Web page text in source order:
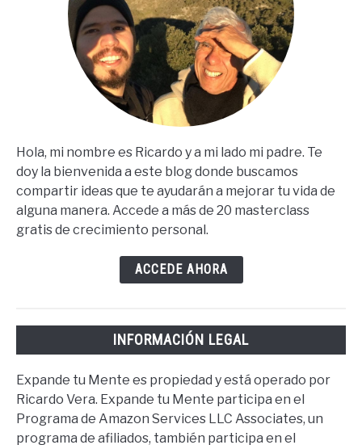
Hola, mi nombre es Ricardo y a mi lado mi padre. Te
doy la bienvenida a este blog donde buscamos
compartir ideas que te ayudarán a mejorar tu vida de
alguna manera. Accede a más de 20 masterclass
gratis de crecimiento personal.
ACCEDE AHORA
INFORMACIÓN LEGAL
Expande tu Mente es propiedad y está operado por
Ricardo Vera. Expande tu Mente participa en el
Programa de Amazon Services LLC Associates, un
programa de afiliados, también participa en el